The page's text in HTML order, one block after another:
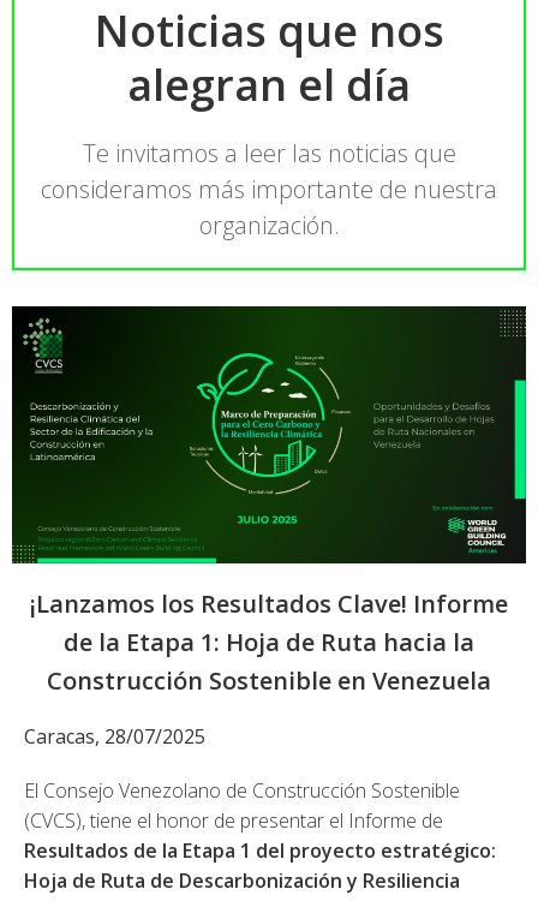
Noticias que nos
alegran el día
Te invitamos a leer las noticias que
consideramos más importante de nuestra
organización.
¡Lanzamos los Resultados Clave! Informe
de la Etapa 1: Hoja de Ruta hacia la
Construcción Sostenible en Venezuela
Caracas, 28/07/2025
El Consejo Venezolano de Construcción Sostenible
(CVCS), tiene el honor de presentar el Informe de
Resultados de la Etapa 1 del proyecto estratégico:
Hoja de Ruta de Descarbonización y Resiliencia